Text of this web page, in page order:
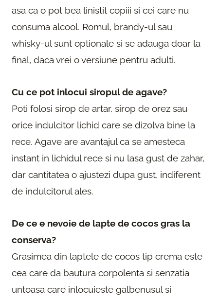
asa ca o pot bea linistit copiii si cei care nu
consuma alcool. Romul, brandy-ul sau
whisky-ul sunt optionale si se adauga doar la
final, daca vrei o versiune pentru adulti.
Cu ce pot inlocui siropul de agave?
Poti folosi sirop de artar, sirop de orez sau
orice indulcitor lichid care se dizolva bine la
rece. Agave are avantajul ca se amesteca
instant in lichidul rece si nu lasa gust de zahar,
dar cantitatea o ajustezi dupa gust, indiferent
de indulcitorul ales.
De ce e nevoie de lapte de cocos gras la
conserva?
Grasimea din laptele de cocos tip crema este
cea care da bautura corpolenta si senzatia
untoasa care inlocuieste galbenusul si